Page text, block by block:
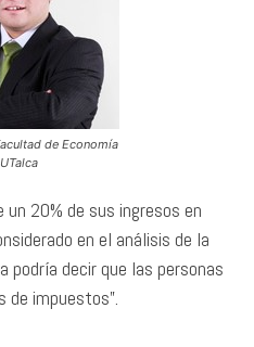
de Economía
20% de sus ingresos en
en el análisis de la
podría decir que las personas
de impuestos”.